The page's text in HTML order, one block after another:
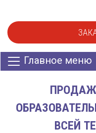
Главное меню
ВСЕЙ